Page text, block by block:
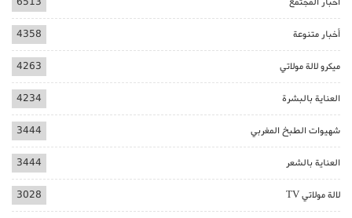
أخبار متنوعة 4358
ميكرو لالة مولاتي 4263
العناية بالبشرة 4234
شهيوات الطبخ المغربي 3444
العناية بالشعر 3444
لالة مولاتي TV 3028